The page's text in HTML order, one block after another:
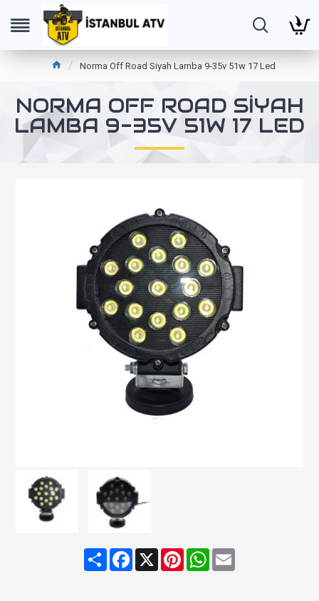
Norma Off Road Siyah Lamba 9-35v 51w 17 Led
NORMA OFF ROAD SIYAH
LAMBA 9-35V 51W 17 LED
ShareFacebook
X PinterestWhatsApp
Email